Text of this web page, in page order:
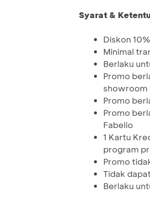
Syarat &
Diskon
Minimal
Berlaku
Promo
showroom
Promo
Promo
Fabelio
1 Kartu
program
Promo
Tidak
Berlaku